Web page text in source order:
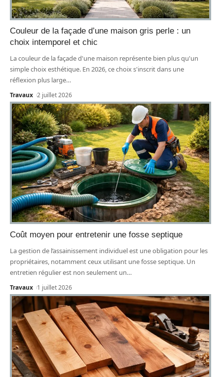
Couleur de la façade d’une maison gris perle : un
choix intemporel et chic
La couleur de la façade d'une maison représente bien plus qu'un
simple choix esthétique. En 2026, ce choix s'inscrit dans une
réflexion plus large…
Travaux 2 juillet 2026
Coût moyen pour entretenir une fosse septique
La gestion de l’assainissement individuel est une obligation pour les
propriétaires, notamment ceux utilisant une fosse septique. Un
entretien régulier est non seulement un…
Travaux 1 juillet 2026